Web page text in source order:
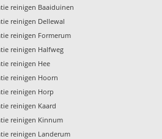
reinigen Baaiduinen
reinigen Dellewal
reinigen Formerum
reinigen Halfweg
reinigen Hee
reinigen Hoorn
reinigen Horp
reinigen Kaard
reinigen Kinnum
reinigen Landerum